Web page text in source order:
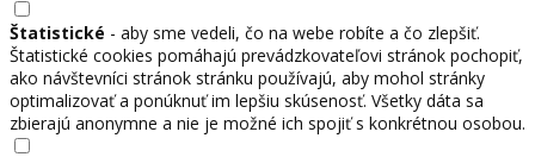
Štatistické - aby sme vedeli, čo na webe robíte a čo zlepšiť.
Štatistické cookies pomáhajú prevádzkovateľovi stránok pochopiť,
ako návštevníci stránok stránku používajú, aby mohol stránky
optimalizovať a ponúknuť im lepšiu skúsenosť. Všetky dáta sa
zbierajú anonymne a nie je možné ich spojiť s konkrétnou osobou.